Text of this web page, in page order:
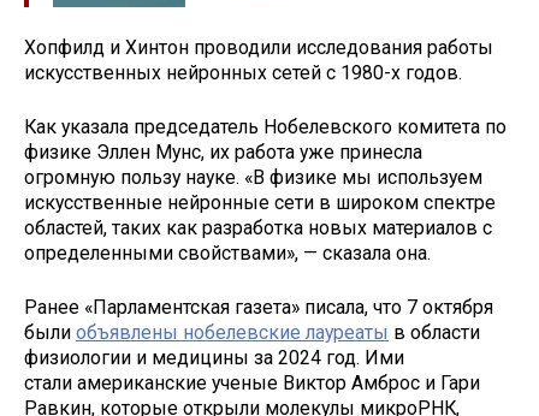
Хопфилд и Хинтон проводили исследования работы
искусственных нейронных сетей с 1980-х годов.
Как указала председатель Нобелевского комитета по
физике Эллен Мунс, их работа уже принесла
огромную пользу науке. «В физике мы используем
искусственные нейронные сети в широком спектре
областей, таких как разработка новых материалов с
определенными свойствами», — сказала она.
Ранее «Парламентская газета» писала, что 7 октября
были объявлены нобелевские лауреаты в области
физиологии и медицины за 2024 год. Ими
стали американские ученые Виктор Амброс и Гари
Равкин, которые открыли молекулы микроРНК,